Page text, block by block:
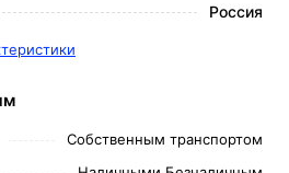
Россия
Собственным транспортом